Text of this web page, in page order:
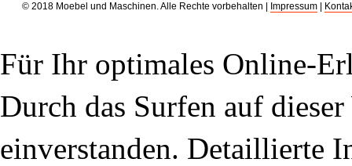
© 2018 Moebel und Maschinen. Alle Rechte vorbehalten | Impressum|
Für Ihr optimales Online-
Durch das Surfen auf
einverstanden. Detaillierte